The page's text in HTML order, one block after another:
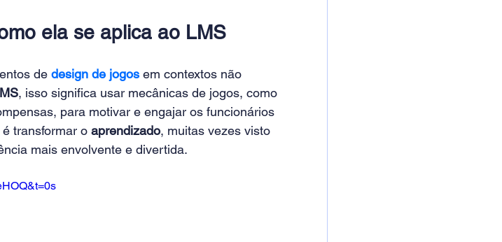
ela se aplica ao LMS
de design de jogos em contextos não
, isso significa usar mecânicas de jogos, como
para motivar e engajar os funcionários
transformar o aprendizado, muitas vezes visto
mais envolvente e divertida.